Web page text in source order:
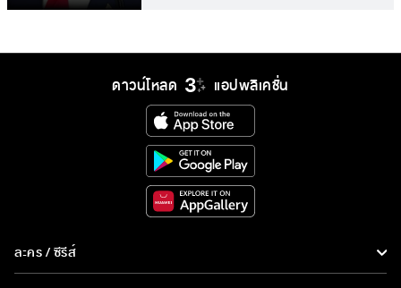
ดาวน์โหลด แอปพลิเคชั่น
ละคร / ซีรีส์